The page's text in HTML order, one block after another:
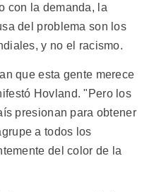
con la demanda, la
del problema son los
y no el racismo.
que esta gente merece
Hovland. "Pero los
presionan para obtener
a todos los
del color de la